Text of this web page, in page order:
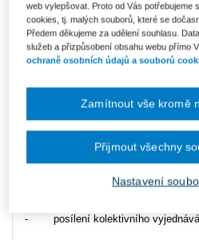
Flexibilní novela zákoníku práce
- připravované změny, záměr
věcí
Transpoziční novela zákoníku
Hůrka, Ph.D.
- nový valorizační mechanismus
mzdy (koeficient pro její
- nové vymezení ztíženého
poskytování příplatku)
- posílení kolektivního
web vylepšovat. Proto od Vás potřebujeme
cookies, tj. malých souborů, které se
Předem děkujeme za udělení souhlasu.
služeb a přizpůsobení obsahu webu přímo
ochraně osobních údajů a souborů
Nastavení
Zamítnout vše kromě
Přijmout všechny